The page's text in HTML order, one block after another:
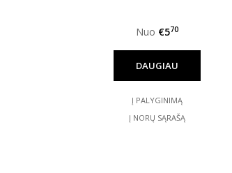
Nuo €570
DAUGIAU
Į PALYGINIMĄ
Į NORŲ SĄRAŠĄ